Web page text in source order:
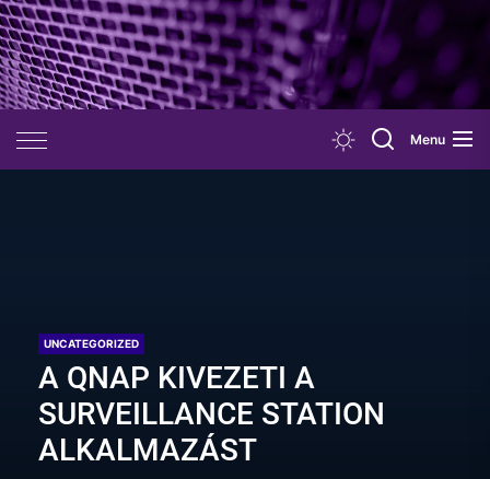
Skip
to
the
content
Menu
UNCATEGORIZED
A QNAP KIVEZETI A
SURVEILLANCE STATION
ALKALMAZÁST